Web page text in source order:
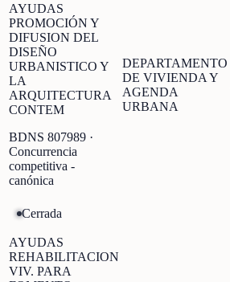
AYUDAS
PROMOCIÓN Y
DIFUSION DEL
DISEÑO
URBANISTICO Y
LA
ARQUITECTURA
CONTEM
BDNS 807989 ·
Concurrencia
competitiva -
canónica
DEPARTAMENTO
DE VIVIENDA Y
AGENDA
URBANA
Cerrada
AYUDAS
REHABILITACION
VIV. PARA